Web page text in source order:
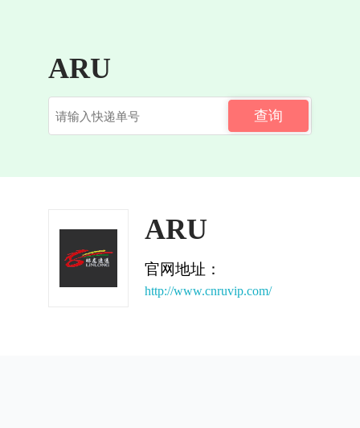
ARU
查询
ARU
官网地址：
http://www.cnruvip.com/